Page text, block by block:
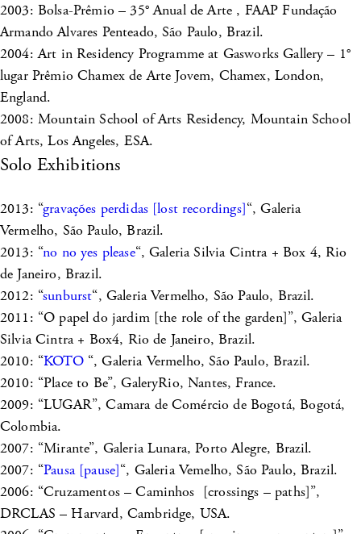
2003: Bolsa-Prêmio – 35° Anual de Arte , FAAP Fundação
Armando Alvares Penteado, São Paulo, Brazil.
2004: Art in Residency Programme at Gasworks Gallery – 1°
lugar Prêmio Chamex de Arte Jovem, Chamex, London,
England.
2008: Mountain School of Arts Residency, Mountain School
of Arts, Los Angeles, ESA.
Solo Exhibitions
2013: “gravações perdidas [lost recordings]“, Galeria
Vermelho, São Paulo, Brazil.
2013: “no no yes please“, Galeria Silvia Cintra + Box 4, Rio
de Janeiro, Brazil.
2012: “sunburst“, Galeria Vermelho, São Paulo, Brazil.
2011: “O papel do jardim [the role of the garden]”, Galeria
Silvia Cintra + Box4, Rio de Janeiro, Brazil.
2010: “KOTO “, Galeria Vermelho, São Paulo, Brazil.
2010: “Place to Be”, GaleryRio, Nantes, France.
2009: “LUGAR”, Camara de Comércio de Bogotá, Bogotá,
Colombia.
2007: “Mirante”, Galeria Lunara, Porto Alegre, Brazil.
2007: “Pausa [pause]“, Galeria Vemelho, São Paulo, Brazil.
2006: “Cruzamentos – Caminhos [crossings – paths]”,
DRCLAS – Harvard, Cambridge, USA.